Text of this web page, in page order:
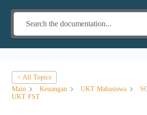
< All Topics
Main
Keuangan UKT Mahasiswa
UKT FST